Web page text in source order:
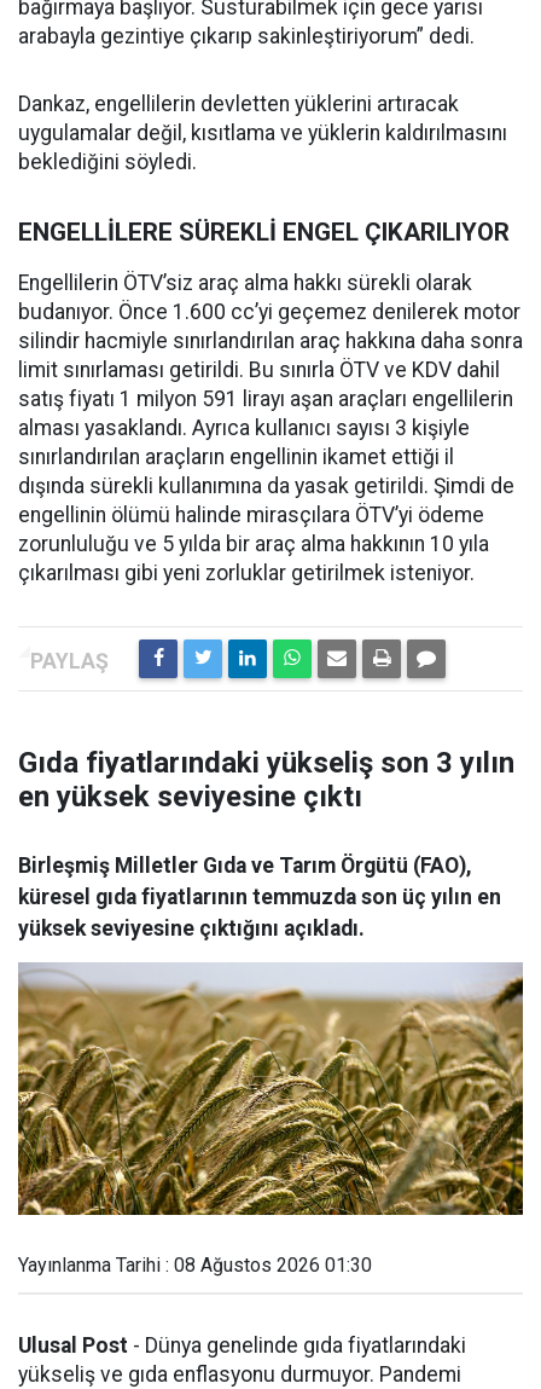
bağırmaya başlıyor. Susturabilmek için gece yarısı
arabayla gezintiye çıkarıp sakinleştiriyorum” dedi.
Dankaz, engellilerin devletten yüklerini artıracak
uygulamalar değil, kısıtlama ve yüklerin kaldırılmasını
beklediğini söyledi.
ENGELLİLERE SÜREKLİ ENGEL ÇIKARILIYOR
Engellilerin ÖTV’siz araç alma hakkı sürekli olarak
budanıyor. Önce 1.600 cc’yi geçemez denilerek motor
silindir hacmiyle sınırlandırılan araç hakkına daha sonra
limit sınırlaması getirildi. Bu sınırla ÖTV ve KDV dahil
satış fiyatı 1 milyon 591 lirayı aşan araçları engellilerin
alması yasaklandı. Ayrıca kullanıcı sayısı 3 kişiyle
sınırlandırılan araçların engellinin ikamet ettiği il
dışında sürekli kullanımına da yasak getirildi. Şimdi de
engellinin ölümü halinde mirasçılara ÖTV’yi ödeme
zorunluluğu ve 5 yılda bir araç alma hakkının 10 yıla
çıkarılması gibi yeni zorluklar getirilmek isteniyor.
Gıda fiyatlarındaki yükseliş son 3 yılın
en yüksek seviyesine çıktı
Birleşmiş Milletler Gıda ve Tarım Örgütü (FAO),
küresel gıda fiyatlarının temmuzda son üç yılın en
yüksek seviyesine çıktığını açıkladı.
Yayınlanma Tarihi : 08 Ağustos 2026 01:30
Ulusal Post - Dünya genelinde gıda fiyatlarındaki
yükseliş ve gıda enflasyonu durmuyor. Pandemi